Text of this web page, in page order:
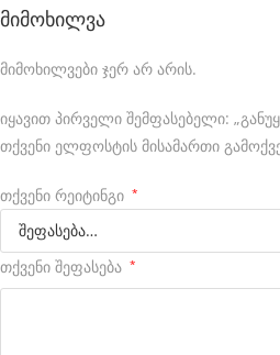
e
r
c
o
m
s
c
მიმოხილვა
მიმოხილვები ჯერ არ არის.
იყავით პირველი შემფასებელი:
თქვენი ელფოსტის მისამართი
თქვენი რეიტინგი *
თქვენი შეფასება *